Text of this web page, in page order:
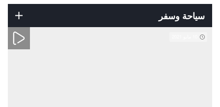
سياحة وسفر